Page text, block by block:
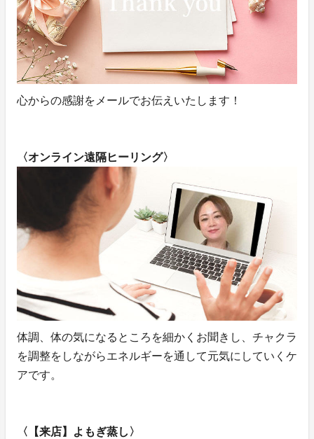
心からの感謝をメールでお伝えいたします！
〈オンライン遠隔ヒーリング〉
体調、体の気になるところを細かくお聞きし、チャクラ
を調整をしながらエネルギーを通して元気にしていくケ
アです。
〈【来店】よもぎ蒸し〉